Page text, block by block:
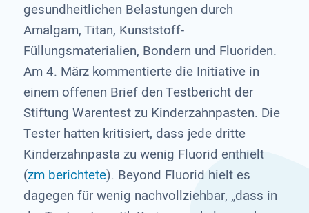
gesundheitlichen Belastungen durch
Amalgam, Titan, Kunststoff-
Füllungsmaterialien, Bondern und Fluoriden.
Am 4. März kommentierte die Initiative in
einem offenen Brief den Testbericht der
Stiftung Warentest zu Kinderzahnpasten. Die
Tester hatten kritisiert, dass jede dritte
Kinderzahnpasta zu wenig Fluorid enthielt
(zm berichtete). Beyond Fluorid hielt es
dagegen für wenig nachvollziehbar, „dass in